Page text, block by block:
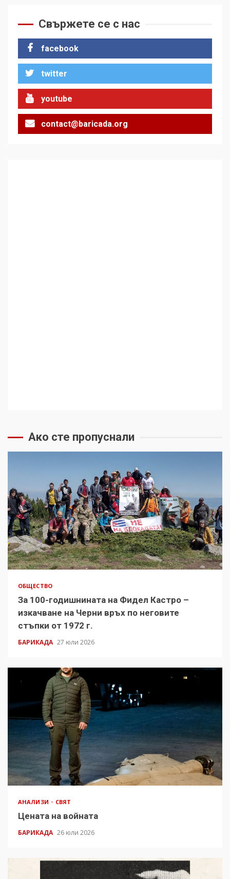
Свържете се с нас
facebook
twitter
youtube
contact@baricada.org
Ако сте пропуснали
ОБЩЕСТВО
За 100-годишнината на Фидел Кастро –
изкачване на Черни връх по неговите
стъпки от 1972 г.
БАРИКАДА 27 юли 2026
АНАЛИЗИ СВЯТ
Цената на войната
БАРИКАДА 26 юли 2026